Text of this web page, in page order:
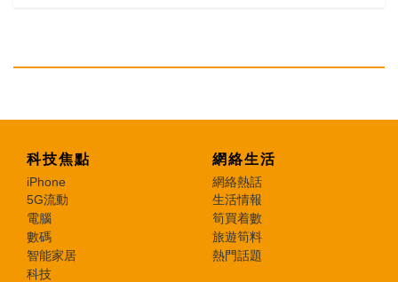
科技焦點
iPhone
5G流動
電腦
數碼
智能家居
科技
網絡生活
網絡熱話
生活情報
筍買着數
旅遊筍料
熱門話題